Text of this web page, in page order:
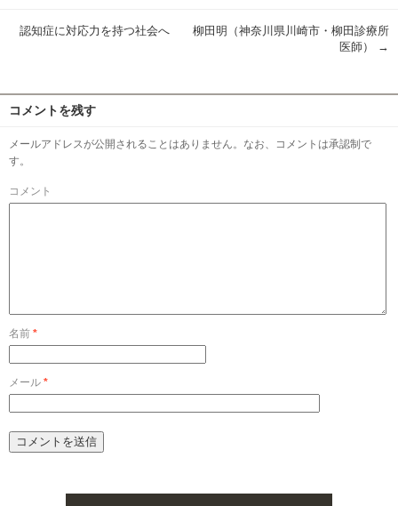
認知症に対応力を持つ社会へ 柳田明（神奈川県川崎市・柳田診療所
医師）
→
コメントを残す
メールアドレスが公開されることはありません。なお、コメントは承認制で
す。
コメント
名前 *
メール *